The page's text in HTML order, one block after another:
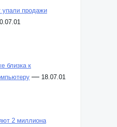
упали продажи
близка к
— 18.07.01
2 миллиона